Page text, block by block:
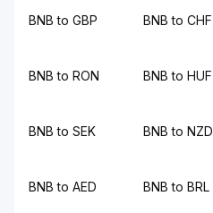
BNB to GBP BNB to CHF
BNB to RON BNB to HUF
BNB to SEK BNB to NZD
BNB to AED BNB to BRL